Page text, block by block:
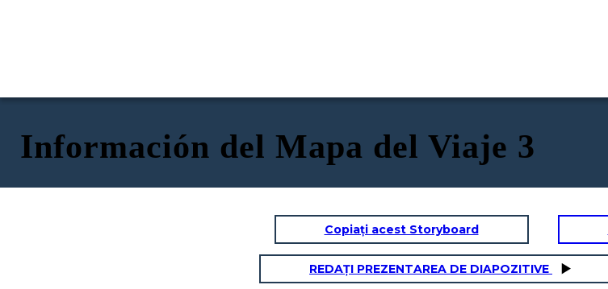
Información del Mapa del Viaje 3
Copiați acest Storyboard
REDAȚI PREZENTAREA DE DIAPOZITIVE